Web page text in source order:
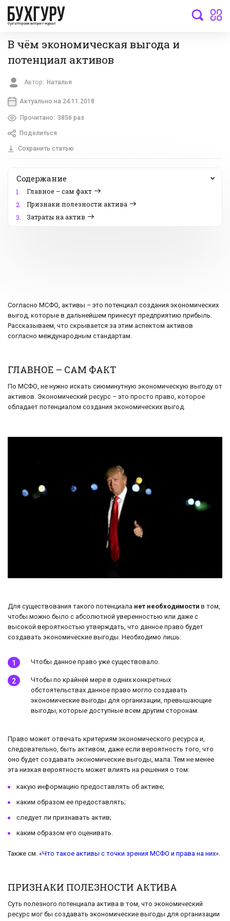
бухгалтерский интернет-журнал
В чём экономическая выгода и
потенциал активов
Автор: Наталья
Актуально на 24.11.2018
Прочитано: 3856 раз
Поделиться
Сохранить статью
Содержание
1.
Главное – сам факт
2.
Признаки полезности актива
3.
Затраты на актив
Согласно МСФО, активы – это потенциал создания экономических
выгод, которые в дальнейшем принесут предприятию прибыль.
Рассказываем, что скрывается за этим аспектом активов
согласно международным стандартам.
ГЛАВНОЕ – САМ ФАКТ
По МСФО, не нужно искать сиюминутную экономическую выгоду от
активов. Экономический ресурс – это просто право, которое
обладает потенциалом создания экономических выгод.
Для существования такого потенциала нет необходимости в том,
чтобы можно было с абсолютной уверенностью или даже с
высокой вероятностью утверждать, что данное право будет
создавать экономические выгоды. Необходимо лишь:
Чтобы данное право уже существовало.
Чтобы по крайней мере в одних конкретных
обстоятельствах данное право могло создавать
экономические выгоды для организации, превышающие
выгоды, которые доступные всем другим сторонам.
Право может отвечать критериям экономического ресурса и,
следовательно, быть активом, даже если вероятность того, что
оно будет создавать экономические выгоды, мала. Тем не менее
эта низкая вероятность может влиять на решения о том:
какую информацию предоставлять об активе;
каким образом ее предоставлять;
следует ли признавать актив;
каким образом его оценивать.
Также см. «Что такое активы с точки зрения МСФО и права на них».
ПРИЗНАКИ ПОЛЕЗНОСТИ АКТИВА
Суть полезного потенциала актива в том, что экономический
ресурс мог бы создавать экономические выгоды для организации